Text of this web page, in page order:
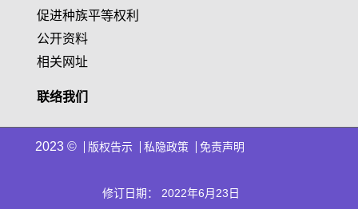
促进种族平等权利
公开资料
相关网址
联络我们
2023 © 版权告示 私隐政策 免责声明
修订日期： 2022年6月23日